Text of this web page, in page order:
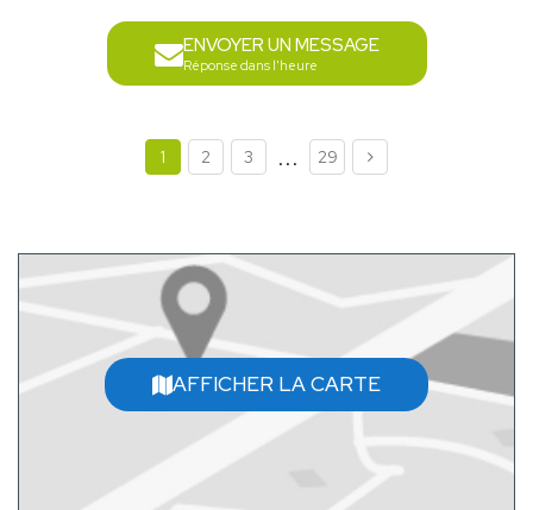
ENVOYER UN MESSAGE
Réponse dans l'heure
1 2 3 ... 29
AFFICHER LA CARTE